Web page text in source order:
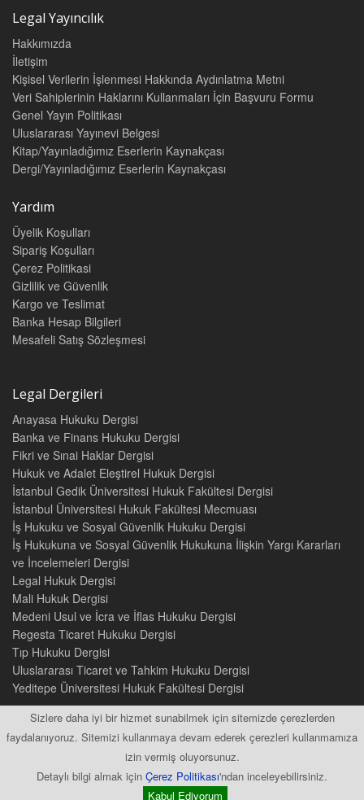
Sizlere daha iyi bir hizmet sunabilmek için sitemizde çerezlerden
faydalanıyoruz. Sitemizi kullanmaya devam ederek çerezleri kullanmamıza
izin vermiş oluyorsunuz.
Detaylı bilgi almak için Çerez Politikası'ndan inceleyebilirsiniz.
Kabul Ediyorum
Legal Yayıncılık
Hakkımızda
İletişim
Kişisel Verilerin İşlenmesi Hakkında Aydınlatma Metni
Veri Sahiplerinin Haklarını Kullanmaları İçin Başvuru Formu
Genel Yayın Politikası
Uluslararası Yayınevi Belgesi
Kitap/Yayınladığımız Eserlerin Kaynakçası
Dergi/Yayınladığımız Eserlerin Kaynakçası
Yardım
Üyelik Koşulları
Sipariş Koşulları
Çerez Politikasi
Gizlilik ve Güvenlik
Kargo ve Teslimat
Banka Hesap Bilgileri
Mesafeli Satış Sözleşmesi
Legal Dergileri
Anayasa Hukuku Dergisi
Banka ve Finans Hukuku Dergisi
Fikri ve Sınai Haklar Dergisi
Hukuk ve Adalet Eleştirel Hukuk Dergisi
İstanbul Gedik Üniversitesi Hukuk Fakültesi Dergisi
İstanbul Üniversitesi Hukuk Fakültesi Mecmuası
İş Hukuku ve Sosyal Güvenlik Hukuku Dergisi
İş Hukukuna ve Sosyal Güvenlik Hukukuna İlişkin Yargı Kararları
ve İncelemeleri Dergisi
Legal Hukuk Dergisi
Mali Hukuk Dergisi
Medeni Usul ve İcra ve İflas Hukuku Dergisi
Regesta Ticaret Hukuku Dergisi
Tıp Hukuku Dergisi
Uluslararası Ticaret ve Tahkim Hukuku Dergisi
Yeditepe Üniversitesi Hukuk Fakültesi Dergisi
2015 © Tüm Hakları Saklıdır